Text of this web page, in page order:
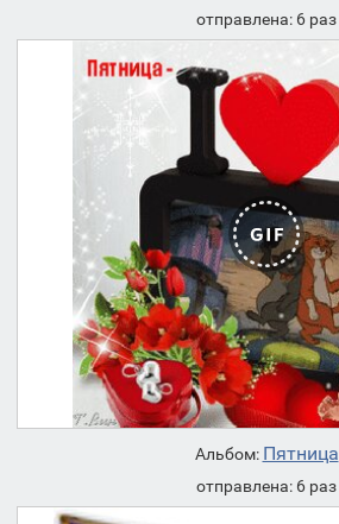
отправлена: 6 раз
Альбом: Пятница
отправлена: 6 раз